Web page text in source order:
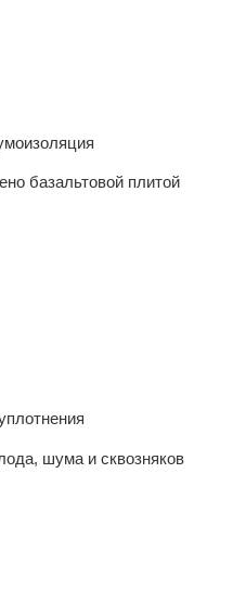
базальтовой плитой
шума и сквозняков